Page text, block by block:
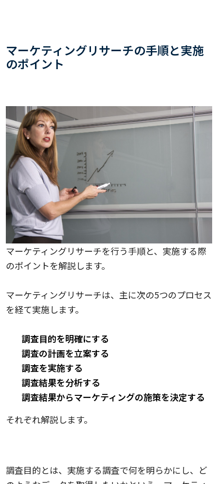
マーケティングリサーチの手順と実施
のポイント
マーケティングリサーチを行う手順と、実施する際
のポイントを解説します。
マーケティングリサーチは、主に次の5つのプロセス
を経て実施します。
調査目的を明確にする
調査の計画を立案する
調査を実施する
調査結果を分析する
調査結果からマーケティングの施策を決定する
それぞれ解説します。
調査目的とは、実施する調査で何を明らかにし、ど